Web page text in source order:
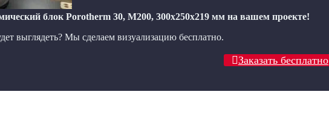
блок Porotherm 30, М200, 300х250х219 мм на вашем проекте!
выглядеть? Мы сделаем визуализацию бесплатно.
Заказать бесплатно